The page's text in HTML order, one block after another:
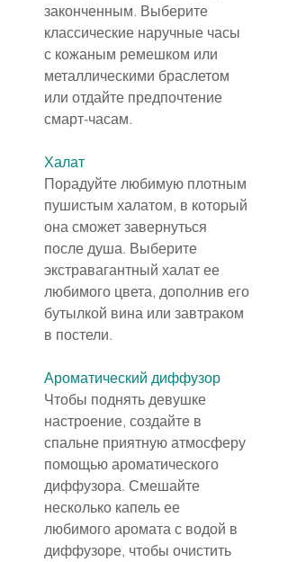
законченным. Выберите
классические наручные часы
с кожаным ремешком или
металлическими браслетом
или отдайте предпочтение
смарт-часам.
Халат
Порадуйте любимую плотным
пушистым халатом, в который
она сможет завернуться
после душа. Выберите
экстравагантный халат ее
любимого цвета, дополнив его
бутылкой вина или завтраком
в постели.
Ароматический диффузор
Чтобы поднять девушке
настроение, создайте в
спальне приятную атмосферу
помощью ароматического
диффузора. Смешайте
несколько капель ее
любимого аромата с водой в
диффузоре, чтобы очистить